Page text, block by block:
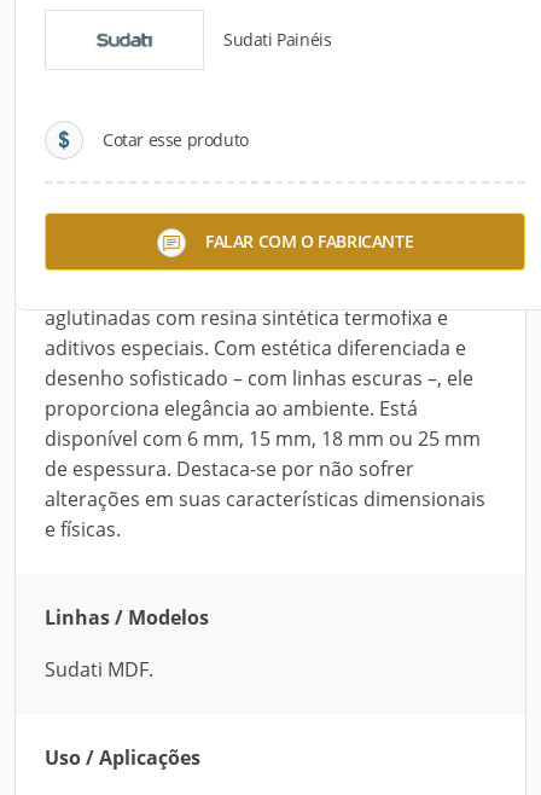
Sudati Painéis
Cotar esse produto
FALAR COM O FABRICANTE
Detalhes do produto
Descrição do Produto
O Merlot, da Sudati, é um painel de MDF
homogêneo ideal para ambientes internos. É
aglutinadas com resina sintética termofixa e
aditivos especiais. Com estética diferenciada e
desenho sofisticado – com linhas escuras –, ele
proporciona elegância ao ambiente. Está
disponível com 6 mm, 15 mm, 18 mm ou 25 mm
de espessura. Destaca-se por não sofrer
alterações em suas características dimensionais
e físicas.
Linhas / Modelos
Sudati MDF.
Uso / Aplicações